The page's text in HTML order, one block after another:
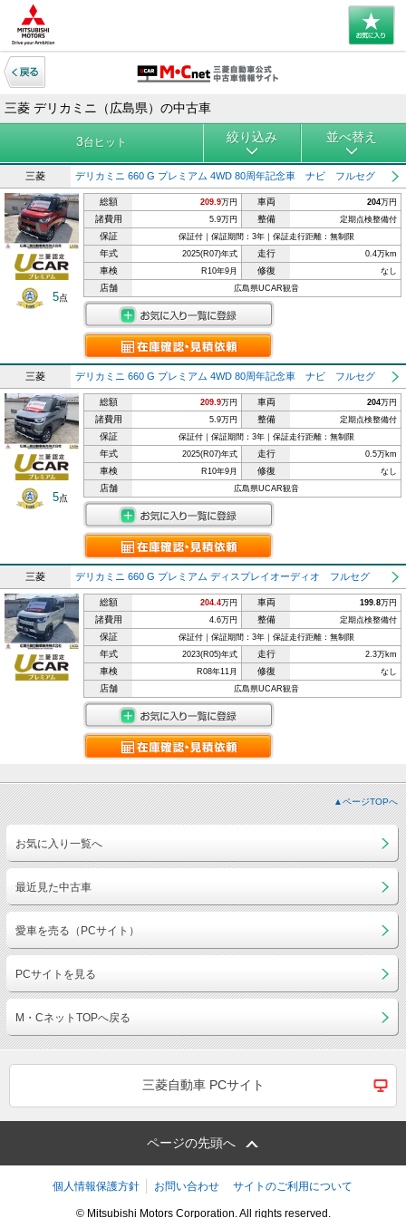
三菱 デリカミニ（広島県）の中古車
3台ヒット 絞り込み 並べ替え
三菱 デリカミニ 660 G プレミアム 4WD 80周年記念車 ナビ フルセグ
5点
総額 209.9万円 車両 204万円
諸費用 5.9万円 整備 定期点検整備付
保証 保証付｜保証期間：3年｜保証走行距離：無制限
年式 2025(R07)年式 走行 0.4万km
車検 R10年9月 修復 なし
店舗 広島県UCAR観音
三菱 デリカミニ 660 G プレミアム 4WD 80周年記念車 ナビ フルセグ
5点
総額 209.9万円 車両 204万円
諸費用 5.9万円 整備 定期点検整備付
保証 保証付｜保証期間：3年｜保証走行距離：無制限
年式 2025(R07)年式 走行 0.5万km
車検 R10年9月 修復 なし
店舗 広島県UCAR観音
三菱 デリカミニ 660 G プレミアム ディスプレイオーディオ フルセグ
総額 204.4万円 車両 199.8万円
諸費用 4.6万円 整備 定期点検整備付
保証 保証付｜保証期間：3年｜保証走行距離：無制限
年式 2023(R05)年式 走行 2.3万km
車検 R08年11月 修復 なし
店舗 広島県UCAR観音
▲ページTOPへ
お気に入り一覧へ
最近見た中古車
愛車を売る（PCサイト）
PCサイトを見る
M・CネットTOPへ戻る
三菱自動車 PCサイト
ページの先頭へ
個人情報保護方針 お問い合わせ サイトのご利用について
© Mitsubishi Motors Corporation. All rights reserved.